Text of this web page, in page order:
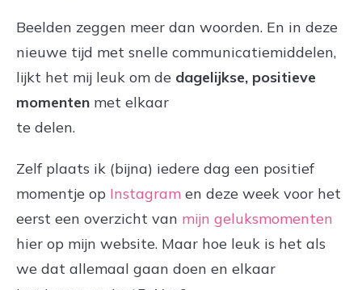
Beelden zeggen meer dan woorden. En in deze
nieuwe tijd met snelle communicatiemiddelen,
lijkt het mij leuk om de dagelijkse, positieve
momenten met elkaar
te delen.
Zelf plaats ik (bijna) iedere dag een positief
momentje op Instagram en deze week voor het
eerst een overzicht van mijn geluksmomenten
hier op mijn website. Maar hoe leuk is het als
we dat allemaal gaan doen en elkaar